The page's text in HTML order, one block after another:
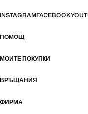
INSTAGRAMFACEBOOK
ПОМОЩ
МОИТЕ ПОКУПКИ
ВРЪЩАНИЯ
ФИРМА